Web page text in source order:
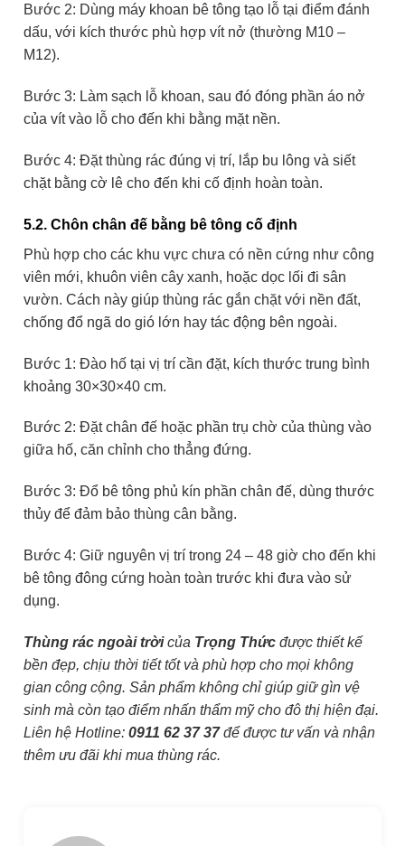
Bước 2: Dùng máy khoan bê tông tạo lỗ tại điểm đánh
dấu, với kích thước phù hợp vít nở (thường M10 –
M12).
Bước 3: Làm sạch lỗ khoan, sau đó đóng phần áo nở
của vít vào lỗ cho đến khi bằng mặt nền.
Bước 4: Đặt thùng rác đúng vị trí, lắp bu lông và siết
chặt bằng cờ lê cho đến khi cố định hoàn toàn.
5.2. Chôn chân đế bằng bê tông cố định
Phù hợp cho các khu vực chưa có nền cứng như công
viên mới, khuôn viên cây xanh, hoặc dọc lối đi sân
vườn. Cách này giúp thùng rác gắn chặt với nền đất,
chống đổ ngã do gió lớn hay tác động bên ngoài.
Bước 1: Đào hố tại vị trí cần đặt, kích thước trung bình
khoảng 30×30×40 cm.
Bước 2: Đặt chân đế hoặc phần trụ chờ của thùng vào
giữa hố, căn chỉnh cho thẳng đứng.
Bước 3: Đổ bê tông phủ kín phần chân đế, dùng thước
thủy để đảm bảo thùng cân bằng.
Bước 4: Giữ nguyên vị trí trong 24 – 48 giờ cho đến khi
bê tông đông cứng hoàn toàn trước khi đưa vào sử
dụng.
Thùng rác ngoài trờicủa Trọng Thức được thiết kế
bền đẹp, chịu thời tiết tốt và phù hợp cho mọi không
gian công cộng. Sản phẩm không chỉ giúp giữ gìn vệ
sinh mà còn tạo điểm nhấn thẩm mỹ cho đô thị hiện đại.
Liên hệ Hotline: 0911 62 37 37để được tư vấn và nhận
thêm ưu đãi khi mua thùng rác.